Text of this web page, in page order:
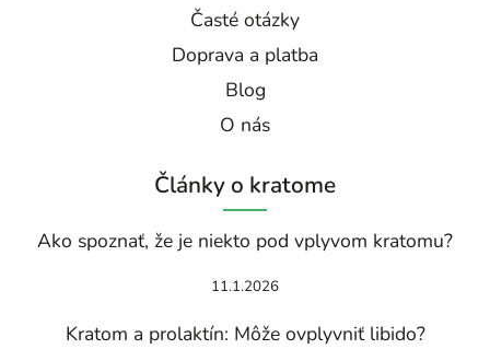
Časté otázky
Doprava a platba
Blog
O nás
Články o kratome
Ako spoznať, že je niekto pod vplyvom kratomu?
11.1.2026
Kratom a prolaktín: Môže ovplyvniť libido?